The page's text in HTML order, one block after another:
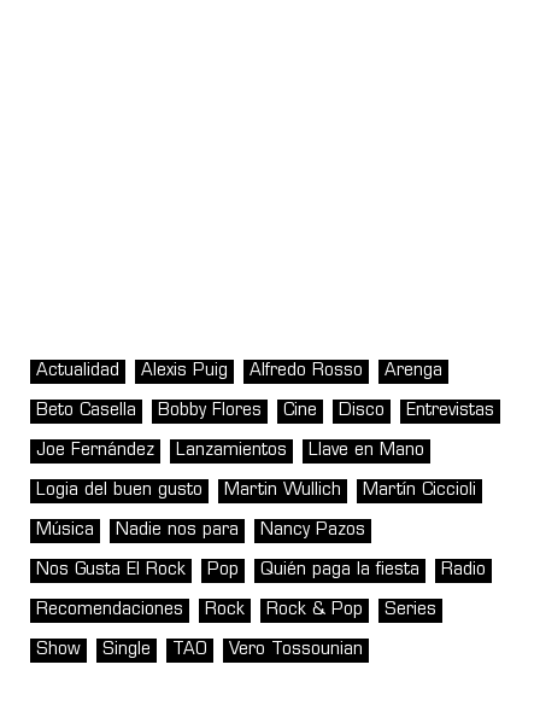
Actualidad Alexis Puig Alfredo Rosso Arenga
Beto Casella Bobby Flores Cine Disco Entrevistas
Joe Fernández Lanzamientos Llave en Mano
Logia del buen gusto Martin Wullich Martín Ciccioli
Música Nadie nos para Nancy Pazos
Nos Gusta El Rock Pop Quién paga la fiesta Radio
Recomendaciones Rock Rock & Pop Series
Show Single TAO Vero Tossounian